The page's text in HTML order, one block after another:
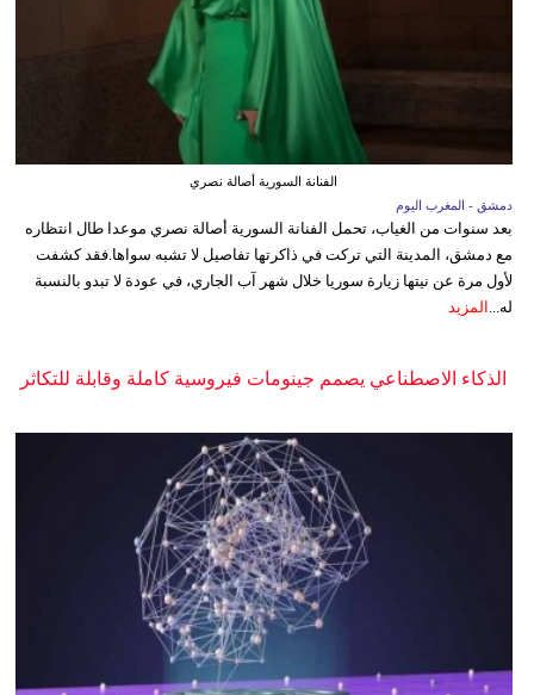
الفنانة السورية أصالة نصري
دمشق - المغرب اليوم
بعد سنوات من الغياب، تحمل الفنانة السورية أصالة نصري موعدا طال انتظاره
مع دمشق، المدينة التي تركت في ذاكرتها تفاصيل لا تشبه سواها.فقد كشفت
لأول مرة عن نيتها زيارة سوريا خلال شهر آب الجاري، في عودة لا تبدو بالنسبة
له... المزيد
الذكاء الاصطناعي يصمم جينومات فيروسية كاملة وقابلة للتكاثر